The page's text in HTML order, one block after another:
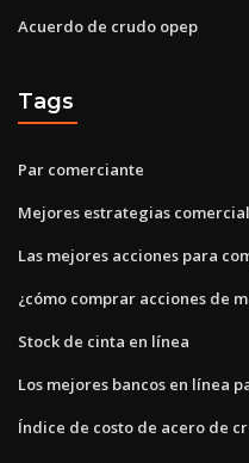
Acuerdo de crudo opep
Tags
Par comerciante
Mejores estrategias
Las mejores acciones para
¿cómo comprar acciones de
Stock de cinta en línea
Los mejores bancos en línea
Índice de costo de acero de